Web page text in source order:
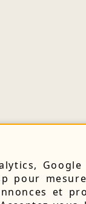
Google
pour
et